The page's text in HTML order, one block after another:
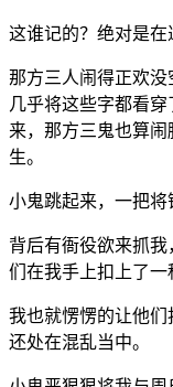
这谁记的？绝对是在
那方三人闹得正欢
几乎将这些字都看
来，那方三鬼也算
生。
小鬼跳起来，一把将
背后有衙役欲来抓
们在我手上扣上了一
我也就愣愣的让他
还处在混乱当中。